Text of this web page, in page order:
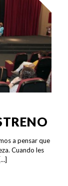
a pensar que
Cuando les